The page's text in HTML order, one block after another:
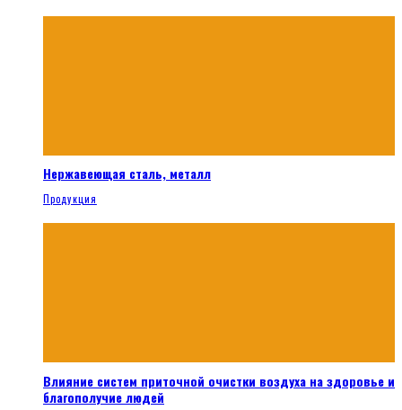
Нержавеющая сталь, металл
Продукция
Влияние систем приточной очистки воздуха на здоровье и
благополучие людей